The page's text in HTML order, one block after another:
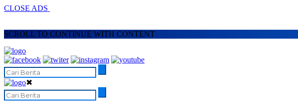
CLOSE ADS
SCROLL TO CONTINUE WITH CONTENT
✖